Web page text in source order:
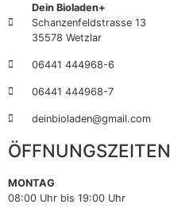
Dein Bioladen+
Schanzenfeldstrasse 13
35578 Wetzlar
06441 444968-6
06441 444968-7
deinbioladen@gmail.com
ÖFFNUNGSZEITEN
MONTAG
08:00 Uhr bis 19:00 Uhr